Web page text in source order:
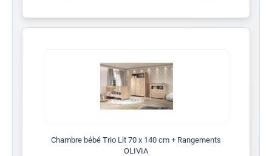
Chambre bébé Trio Lit 70 x 140 cm + Rangements
OLIVIA